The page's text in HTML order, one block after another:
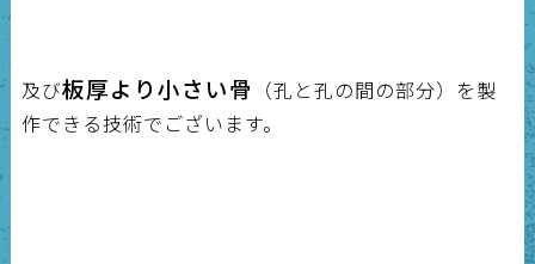
及び板厚より小さい骨 （孔と孔の間の部分）を製
作できる技術でございます。